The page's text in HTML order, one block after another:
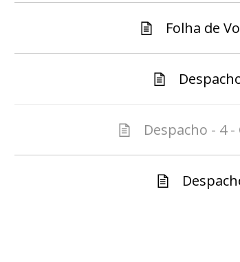
Folha de
Despacho - 4 -